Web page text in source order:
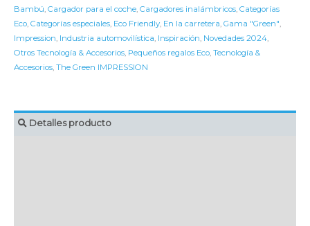
Bambú, Cargador para el coche, Cargadores inalámbricos, Categorías
Eco, Categorías especiales, Eco Friendly, En la carretera, Gama "Green",
Impression, Industria automovilística, Inspiración, Novedades 2024,
Otros Tecnología & Accesorios, Pequeños regalos Eco, Tecnología &
Accesorios, The Green IMPRESSION
Detalles producto